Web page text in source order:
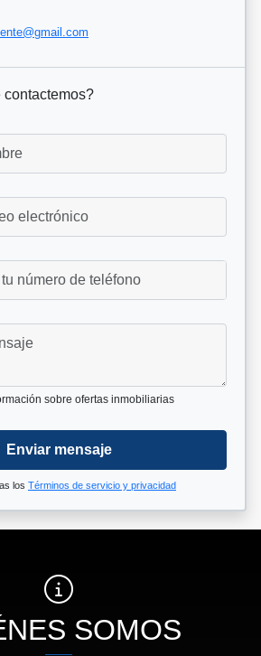
contactemos?
sobre ofertas inmobiliarias
Enviar mensaje
los Términos de servicio y privacidad
SOMOS